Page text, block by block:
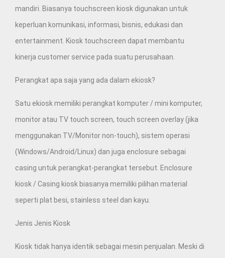
mandiri. Biasanya touchscreen kiosk digunakan untuk
keperluan komunikasi, informasi, bisnis, edukasi dan
entertainment. Kiosk touchscreen dapat membantu
kinerja customer service pada suatu perusahaan.
Perangkat apa saja yang ada dalam ekiosk?
Satu ekiosk memiliki perangkat komputer / mini komputer,
monitor atau TV touch screen, touch screen overlay (jika
menggunakan TV/Monitor non-touch), sistem operasi
(Windows/Android/Linux) dan juga enclosure sebagai
casing untuk perangkat-perangkat tersebut. Enclosure
kiosk / Casing kiosk biasanya memiliki pilihan material
seperti plat besi, stainless steel dan kayu.
Jenis Jenis Kiosk
Kiosk tidak hanya identik sebagai mesin penjualan. Meski di